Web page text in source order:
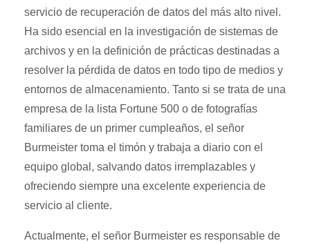
servicio de recuperación de datos del más alto nivel.
Ha sido esencial en la investigación de sistemas de
archivos y en la definición de prácticas destinadas a
resolver la pérdida de datos en todo tipo de medios y
entornos de almacenamiento. Tanto si se trata de una
empresa de la lista Fortune 500 o de fotografías
familiares de un primer cumpleaños, el señor
Burmeister toma el timón y trabaja a diario con el
equipo global, salvando datos irremplazables y
ofreciendo siempre una excelente experiencia de
servicio al cliente.
Actualmente, el señor Burmeister es responsable de